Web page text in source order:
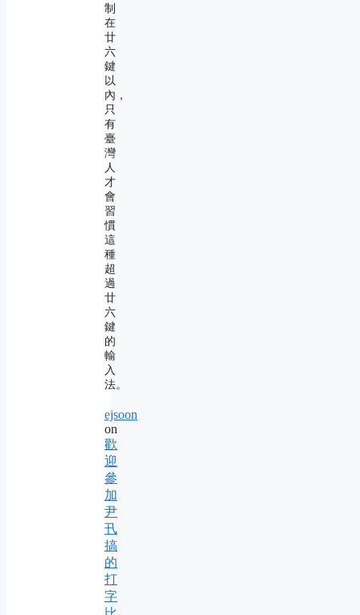
制
在
廿
六
鍵
以
內，
只
有
臺
灣
人
才
會
習
慣
這
種
超
過
廿
六
鍵
的
輸
入
法。
ejsoon
on
歡
迎
參
加
尹
卂
搞
的
打
字